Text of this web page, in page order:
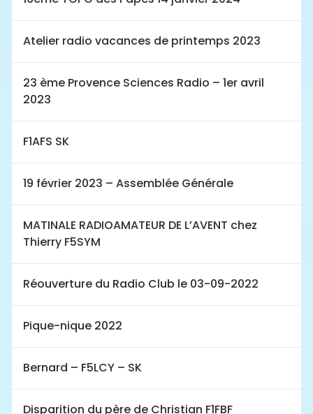
Atelier radio vacances de printemps 2023
23 ème Provence Sciences Radio – 1er avril
2023
F1AFS SK
19 février 2023 – Assemblée Générale
MATINALE RADIOAMATEUR DE L’AVENT chez
Thierry F5SYM
Réouverture du Radio Club le 03-09-2022
Pique-nique 2022
Bernard – F5LCY – SK
Disparition du père de Christian F1FBF